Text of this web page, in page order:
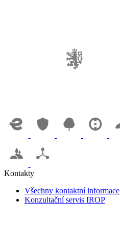
Kontakty
Všechny kontaktní informace
Konzultační servis IROP